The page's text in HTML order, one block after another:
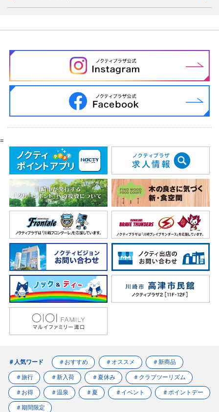
=
＃人気ワード ＃おすすめ ＃オススメ ＃新商品
＃旅行 ＃新入荷 ＃夏休み ＃クラブツーリズム
＃お得 ＃温泉 ＃夏 ＃イベント ＃ポイントデー
＃期間限定